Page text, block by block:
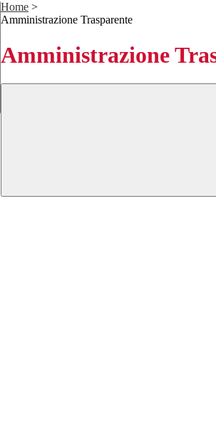
Home >
Amministrazione Trasparente
Amministrazione